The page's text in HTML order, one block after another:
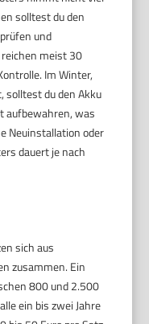
solltest du den
und
meist 30
Im Winter,
solltest du den Akku
aufbewahren, was
Neuinstallation oder
dauert je nach
sich aus
zusammen. Ein
800 und 2.500
ein bis zwei Jahre